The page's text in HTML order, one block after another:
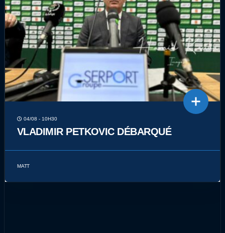
04/08 - 10H30
VLADIMIR PETKOVIC DÉBARQUÉ
MATT